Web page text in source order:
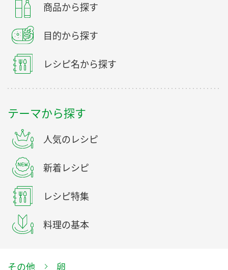
商品から探す
目的から探す
レシピ名から探す
テーマから探す
人気のレシピ
新着レシピ
レシピ特集
料理の基本
その他 卵